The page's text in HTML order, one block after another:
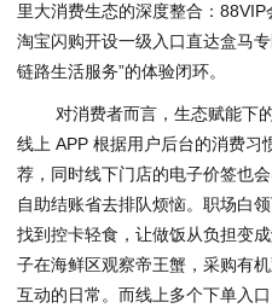
里大消费生态的深度整合：88VIP
淘宝闪购开设一级入口直达盒马
链路生活服务”的体验闭环。
对消费者而言，生态赋能下
线上 APP 根据用户后台的消费习
荐，同时线下门店的电子价签也
自助结账省去排队烦恼。职场白
找到控卡轻食，让做饭从负担变
子在海鲜区观察帝王蟹，采购有
互动的日常。而线上多个下单入